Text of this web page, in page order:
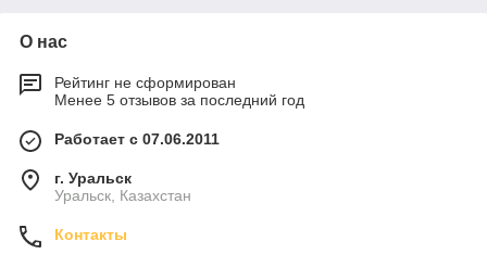
О нас
Рейтинг не сформирован
Менее 5 отзывов за последний год
Работает с 07.06.2011
г. Уральск
Уральск, Казахстан
Контакты